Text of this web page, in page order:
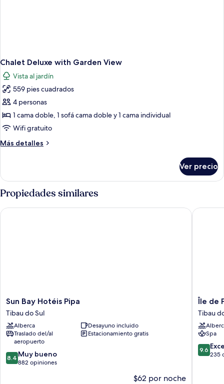
Chalet Deluxe with Garden View
Vista al jardín
559 pies cuadrados
4 personas
1 cama doble, 1 sofá cama doble y 1 cama individual
Wifi gratuito
Más detalles
Más
Deluxe
with
Garden
View
Ver precio
Propiedades similares
Sun
Bay
Hotéis
Pipa
Tibau
Sul
Sun Bay Hotéis Pipa
Tibau do Sul
Alberca
Desayuno incluido
Traslado del/al
aeropuerto
Estacionamiento gratis
8.4
de
8.4 Muy bueno
882 opiniones
$62 por noche
Sun Bay Hotéis Pipa
Île
de
Pipa
-
Ma
Plage
Hotel
Île de
Tibau
Spa
9.6
de
9.6
235
Île de